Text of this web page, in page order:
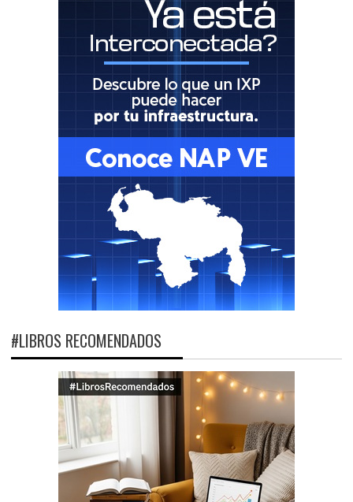
#LIBROS RECOMENDADOS